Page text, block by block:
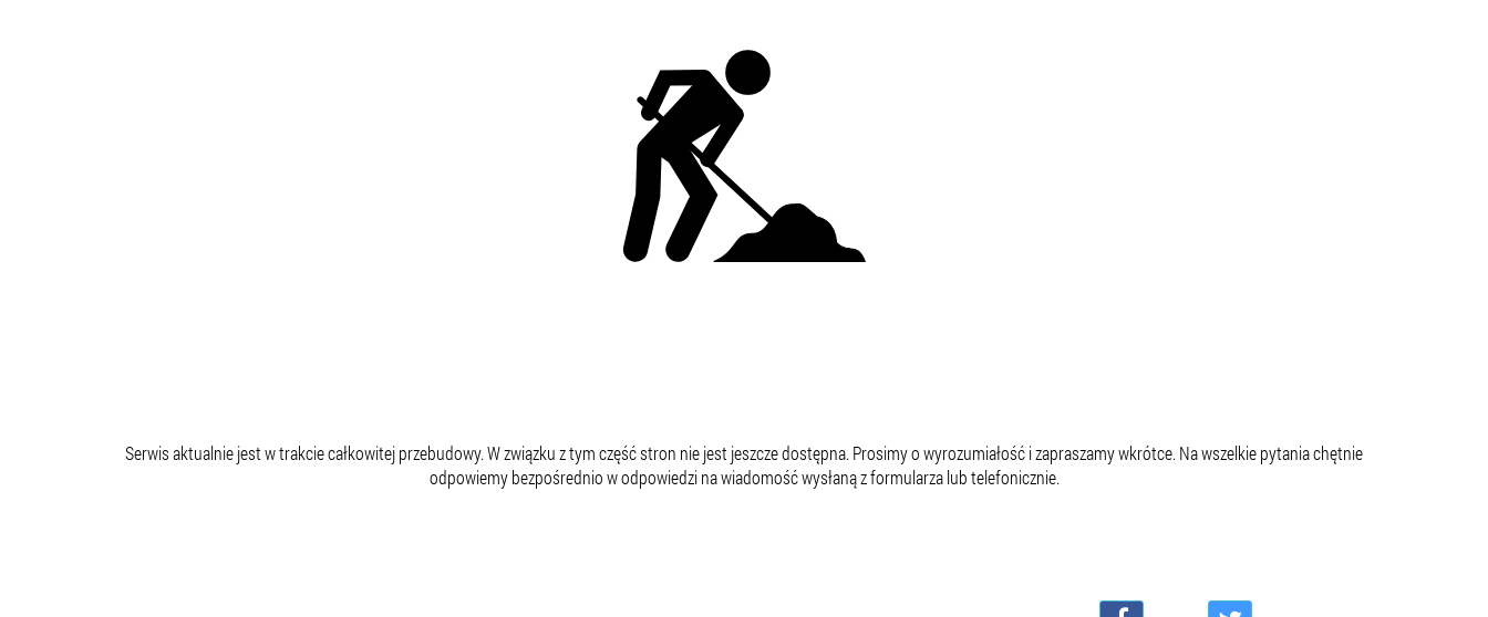
Serwis aktualnie jest w trakcie całkowitej przebudowy. W związku z tym część stron nie jest jeszcze dostępna. Prosimy o wyrozumiałość i zapraszamy wkrótce. Na wszelkie pytania chętnie
odpowiemy bezpośrednio w odpowiedzi na wiadomość wysłaną z formularza lub telefonicznie.